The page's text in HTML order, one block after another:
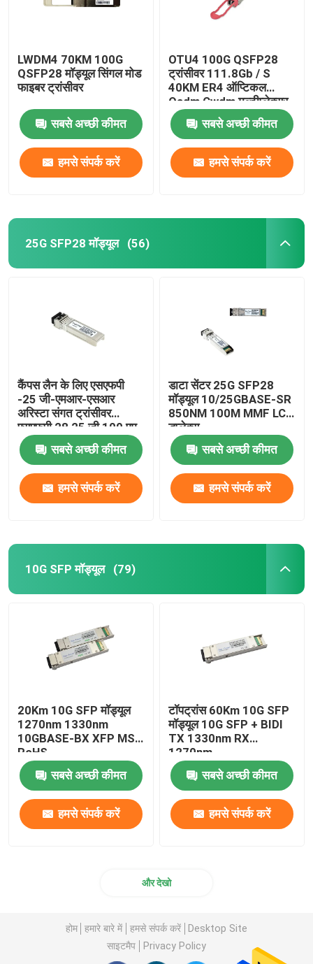
LWDM4 70KM 100G
QSFP28 मॉड्यूल सिंगल मोड
फाइबर ट्रांसीवर
सबसे अच्छी कीमत
हमसे संपर्क करें
OTU4 100G QSFP28
ट्रांसीवर 111.8Gb / S
40KM ER4 ऑप्टिकल
Oadm Cwdm मल्टीप्लेक्सर
के लिए
सबसे अच्छी कीमत
हमसे संपर्क करें
25G SFP28 मॉड्यूल (56)
कैंपस लैन के लिए एसएफपी
-25 जी-एमआर-एसआर
अरिस्टा संगत ट्रांसीवर
एसएफपी 28 25 जी 100 एम
एमएमएफ
सबसे अच्छी कीमत
हमसे संपर्क करें
डाटा सेंटर 25G SFP28
मॉड्यूल 10/25GBASE-SR
850NM 100M MMF LC
डुप्लेक्स
सबसे अच्छी कीमत
हमसे संपर्क करें
10G SFP मॉड्यूल (79)
20Km 10G SFP मॉड्यूल
1270nm 1330nm
10GBASE-BX XFP MSA
RoHS
सबसे अच्छी कीमत
हमसे संपर्क करें
टॉपट्रांस 60Km 10G SFP
मॉड्यूल 10G SFP + BIDI
TX 1330nm RX
1270nm
सबसे अच्छी कीमत
हमसे संपर्क करें
और देखो
होम हमारे बारे में हमसे संपर्क करें
Desktop Site
साइटमैप
Privacy Policy